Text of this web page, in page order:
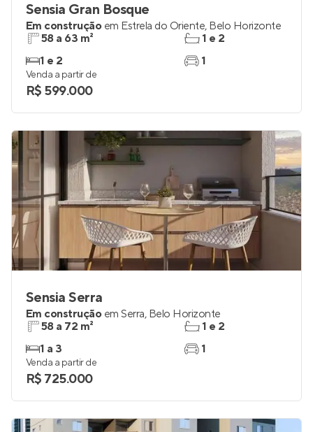
Sensia Gran Bosque
Em construção em Estrela do Oriente, Belo Horizonte
58 a 63 m²
1 e 2
1 e 2
1
Venda a partir de
R$ 599.000
Sensia Serra
Em construção em Serra, Belo Horizonte
58 a 72 m²
1 a 3
1 e 2
1
Venda a partir de
R$ 725.000